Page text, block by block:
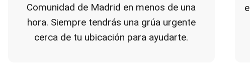
Comunidad de Madrid en menos de una
hora. Siempre tendrás una grúa urgente
cerca de tu ubicación para ayudarte.